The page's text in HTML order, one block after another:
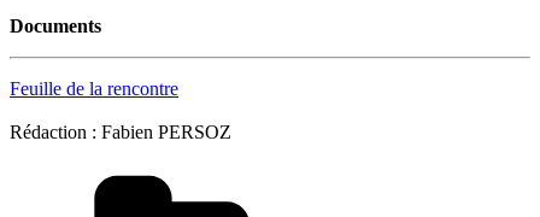
Documents
Feuille de la rencontre
Rédaction : Fabien PERSOZ